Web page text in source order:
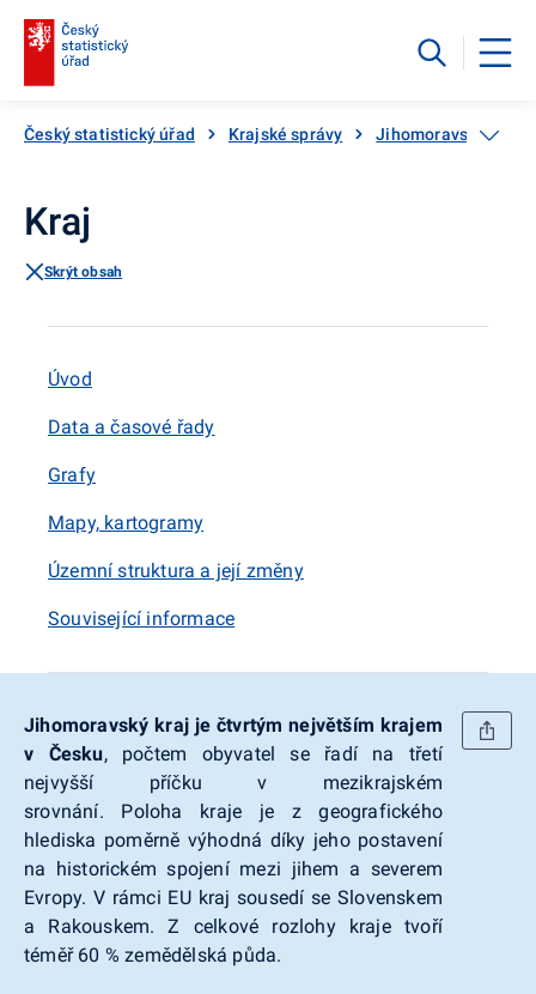
Český statistický úřad Krajské správy Jihomoravský kraj
Kraj
Skrýt obsah
Úvod
Data a časové řady
Grafy
Mapy, kartogramy
Územní struktura a její změny
Související informace
Jihomoravský kraj je čtvrtým největším krajem
v Česku, počtem obyvatel se řadí na třetí
nejvyšší příčku v mezikrajském
srovnání. Poloha kraje je z geografického
hlediska poměrně výhodná díky jeho postavení
na historickém spojení mezi jihem a severem
Evropy. V rámci EU kraj sousedí se Slovenskem
a Rakouskem. Z celkové rozlohy kraje tvoří
téměř 60 % zemědělská půda.